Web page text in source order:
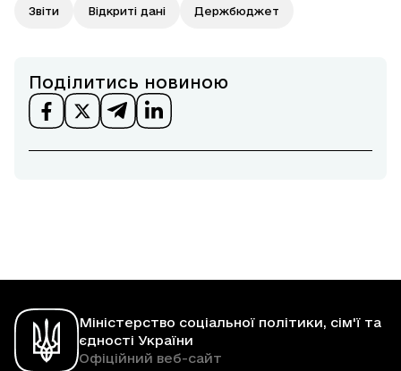
Звіти Відкриті дані Держбюджет
Поділитись новиною
Міністерство соціальної політики, сім'ї та
єдності України
Офіційний веб-сайт